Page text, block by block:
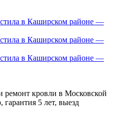
кровли в Московской
гарантия 5 лет, выезд